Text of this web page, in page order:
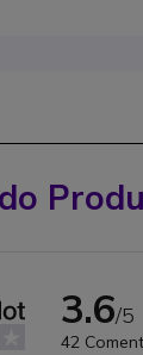
3.6/5
42